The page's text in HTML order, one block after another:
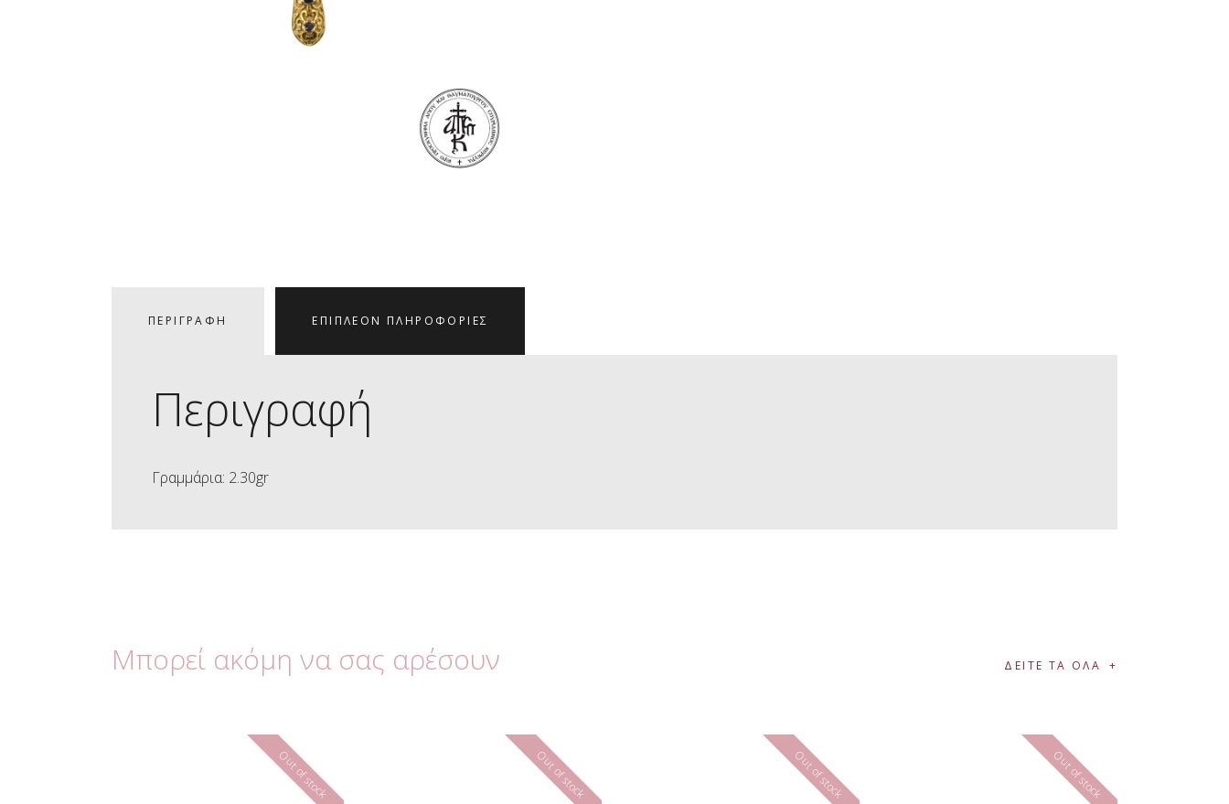
ΠΕΡΙΓΡΑΦΉ ΕΠΙΠΛΈΟΝ ΠΛΗΡΟΦΟΡΊΕΣ
Περιγραφή
Γραμμάρια: 2.30gr
Μπορεί ακόμη να σας αρέσουν ΔΕΙΤΕ ΤΑ ΟΛΑ
Out of stock Out of stock Out of stock Out of stock